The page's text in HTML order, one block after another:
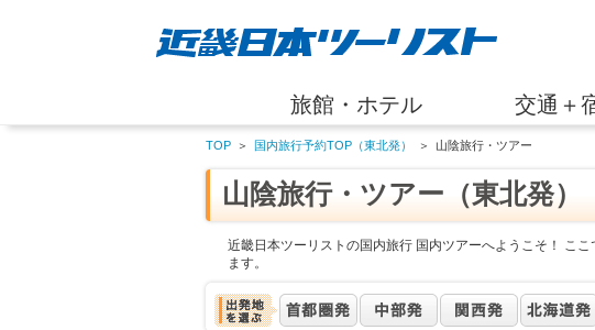
旅館・ホテル 交通＋
TOP ＞ 国内旅行予約TOP（東北発） ＞ 山陰旅行・ツアー
山陰旅行・ツアー（東北発）
近畿日本ツーリストの国内旅行 国内ツアーへようこそ！ こ
ます。